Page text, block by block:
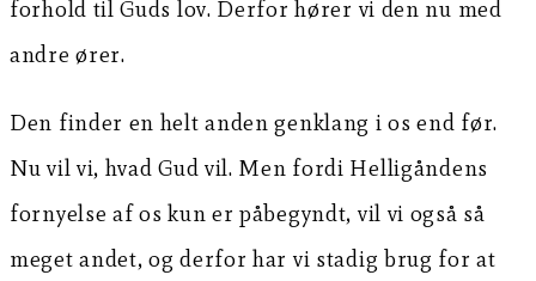
forhold til Guds lov. Derfor hører vi den nu med
andre ører.
Den finder en helt anden genklang i os end før.
Nu vil vi, hvad Gud vil. Men fordi Helligåndens
fornyelse af os kun er påbegyndt, vil vi også så
meget andet, og derfor har vi stadig brug for at